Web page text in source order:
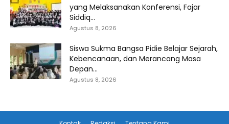
yang Melaksanakan Konferensi, Fajar
Siddiq...
Agustus 8, 2026
Siswa Sukma Bangsa Pidie Belajar Sejarah,
Kebencanaan, dan Merancang Masa
Depan...
Agustus 8, 2026